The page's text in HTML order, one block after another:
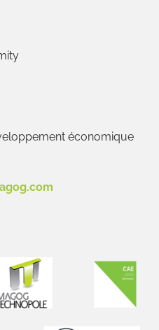
économique